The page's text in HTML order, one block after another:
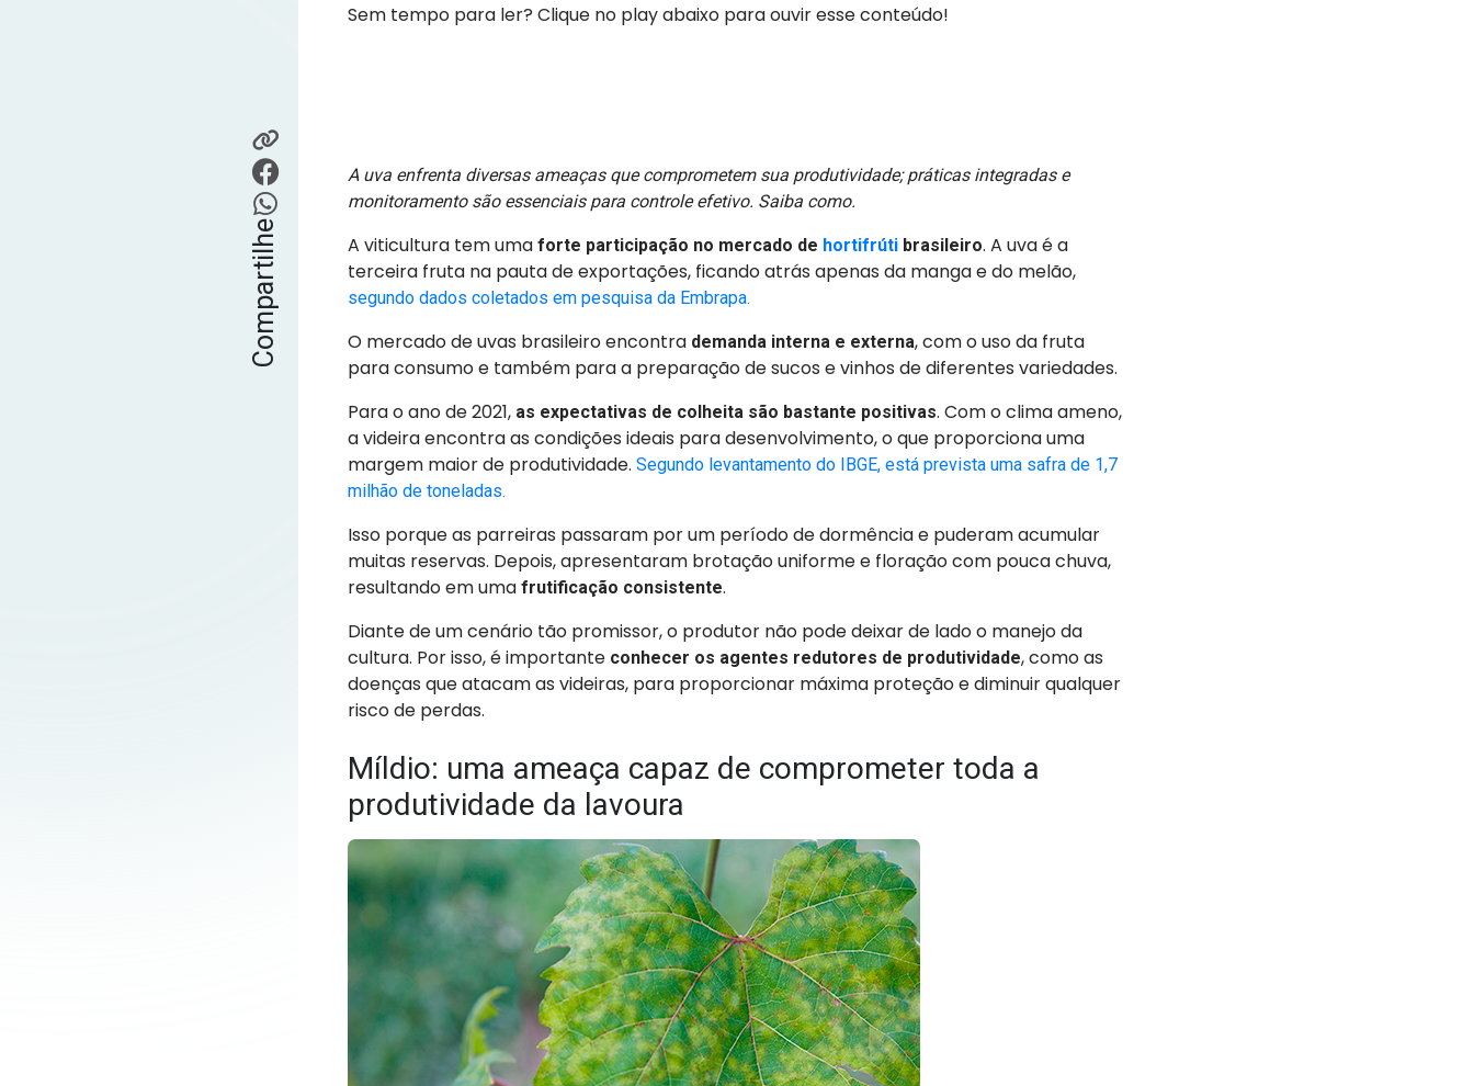
Compartilhe
Sem tempo para ler? Clique no play abaixo para ouvir esse conteúdo!
A uva enfrenta diversas ameaças que comprometem sua produtividade; práticas integradas e
monitoramento são essenciais para controle efetivo. Saiba como.
A viticultura tem uma forte participação no mercado de hortifrútibrasileiro. A uva é a
terceira fruta na pauta de exportações, ficando atrás apenas da manga e do melão,
segundo dados coletados em pesquisa da Embrapa.
O mercado de uvas brasileiro encontrademanda interna e externa, com o uso da fruta
para consumo e também para a preparação de sucos e vinhos de diferentes variedades.
Para o ano de 2021, as expectativas de colheita são bastante positivas. Com o clima ameno,
a videira encontra as condições ideais para desenvolvimento, o que proporciona uma
margem maior de produtividade. Segundo levantamento do IBGE, está prevista uma safra de 1,7
milhão de toneladas.
Isso porque as parreiras passaram por um período de dormência e puderam acumular
muitas reservas. Depois, apresentaram brotação uniforme e floração com pouca chuva,
resultando em uma frutificação consistente.
Diante de um cenário tão promissor, o produtor não pode deixar de lado o manejo da
cultura. Por isso, é importanteconhecer os agentes redutores de produtividade, como as
doenças que atacam as videiras, para proporcionar máxima proteção e diminuir qualquer
risco de perdas.
Míldio: uma ameaça capaz de comprometer toda a
produtividade da lavoura